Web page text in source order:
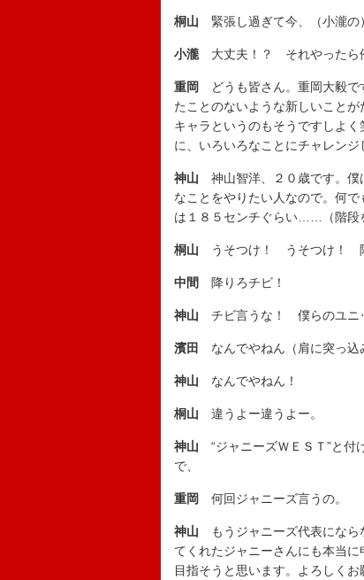
桐山 緊張し過ぎて今、（小瀧の
小瀧 大丈夫！？ それやったら
重岡
どうも皆さん。重岡大毅で
たことのないような新しいこと
キャラというのもそうですしよ
に、いろいろなことにチャレンジ
神山 神山智洋、２０歳です。僕
なことをやりたい人なので。何
は１８５センチぐらい……（階段
桐山 うそつけ！ うそつけ！
中間 降りろチビ！
神山 チビ言うな！ 僕らのユニ
濱田 なんでやねん（肩に突っ込
神山 なんでやねん！
桐山 違うよー違うよー。
神山 “ジャニーズＷＥＳＴ”と付
で、
重岡 何回ジャニーズ言うの。
神山 もうジャニーズ代表になら
てくれたジャニーさんにも本当
目指そうと思います。よろしくお